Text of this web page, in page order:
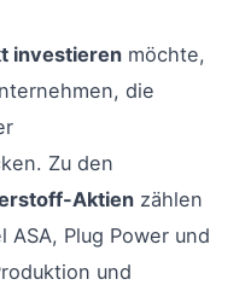
investieren möchte,
die
Zu den
Aktien zählen
Plug Power und
und